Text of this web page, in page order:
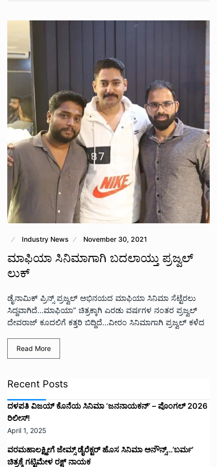
Industry News November 30, 2021
ಮಾಫಿಯಾ‌ ಸಿನಿಮಾಗಾಗಿ ಬದಲಾಯ್ತು ಪ್ರಜ್ವಲ್
ಲುಕ್
ಡೈನಾಮಿಕ್ ಪ್ರಿನ್ಸ್ ಪ್ರಜ್ವಲ್ ಅಭಿನಯದ ಮಾಫಿಯಾ ಸಿನಿಮಾ ಸೆಟ್ಟೆರಲು
ಸಿದ್ದವಾಗಿದೆ…ಮಾಫಿಯಾ” ಚಿತ್ರಕ್ಕಾಗಿ ಎರಡು ವರ್ಷಗಳ ನಂತರ ಪ್ರಜ್ವಲ್
ದೇವರಾಜ್‌ ಕೂದಲಿಗೆ ಕತ್ತರಿ ಬಿದ್ದಿದೆ…ವೀರಂ‌ ಸಿನಿಮಾಗಾಗಿ ಪ್ರಜ್ವಲ್ ಕಳೆದ
Read More
Recent Posts
ದಳಪತಿ ವಿಜಯ್‌ ಕೊನೆಯ ಸಿನಿಮಾ ‘ಜನನಾಯಕನ್’ – ಪೊಂಗಲ್ 2026
ರಿಲೀಸ್!
April 1, 2025
ವರಮಹಾಲಕ್ಷ್ಮೀಗೆ ಜೇಮ್ಸ್ ಡೈರೆಕ್ಟರ್ ಹೊಸ ಸಿನಿಮಾ ಅನೌನ್ಸ್…’ಬರ್ಮ’
ಚಿತ್ರಕ್ಕೆ ಗಟ್ಟಿಮೇಳ ರಕ್ಷ್ ನಾಯಕ